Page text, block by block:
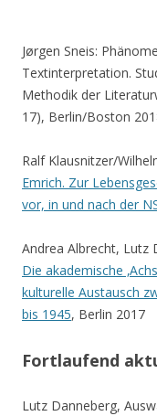
Jørgen Sneis:
Textinterpretation.
Methodik der
17), Berlin/Boston
Ralf Klausnitzer/
Emrich. Zur
vor, in und nach der
Andrea Albrecht, Lutz
Die akademische
kulturelle Austausch
bis 1945, Berlin 2017
Fortlaufend
Lutz Danneberg,